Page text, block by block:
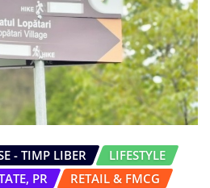
- TIMP LIBER
LIFESTYLE
PR
RETAIL & FMCG